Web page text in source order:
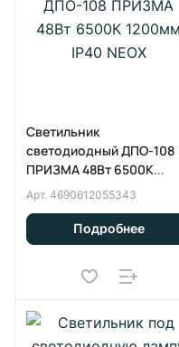
Светильник
светодиодный ДПО-108
ПРИЗМА 48Вт 6500К
1200мм IP40 NEOX
Арт. 4690612055343
Подробнее